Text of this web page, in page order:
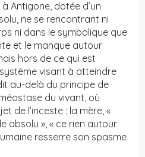
Antigone, dotée d’un
ne se rencontrant ni
ni dans le symbolique que
et le manque autour
hors de ce qui est
visant à atteindre
au-delà du principe de
du vivant, où
de l’inceste : la mère, «
absolu », « ce rien autour
resserre son spasme